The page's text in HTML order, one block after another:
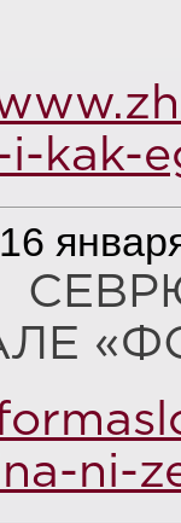
i-kak-
ni-